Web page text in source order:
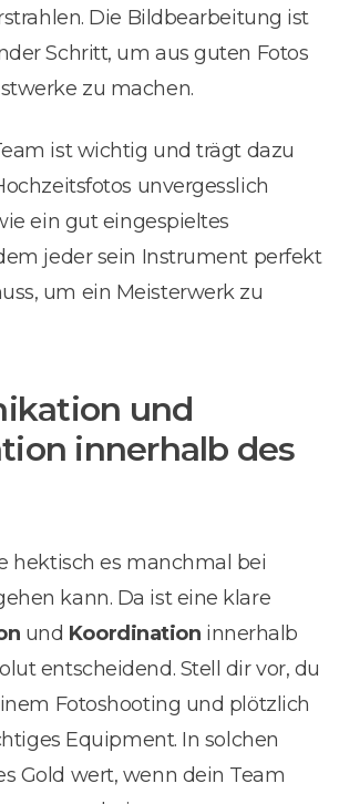
Die Bildbearbeitung ist
Schritt, um aus guten Fotos
zu machen.
ist wichtig und trägt dazu
unvergesslich
ein gut eingespieltes
jeder sein Instrument perfekt
um ein Meisterwerk zu
und
innerhalb des
hektisch es manchmal bei
kann. Da ist eine klare
und Koordination innerhalb
entscheidend. Stell dir vor, du
Fotoshooting und plötzlich
Equipment. In solchen
Gold wert, wenn dein Team